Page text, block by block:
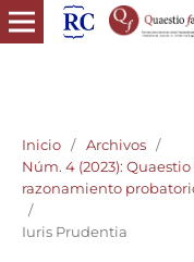
quaestio facti revista
derecho probatorio
Inicio / Archivos /
Núm. 4 (2023):
razonamiento
/
Iuris Prudentia